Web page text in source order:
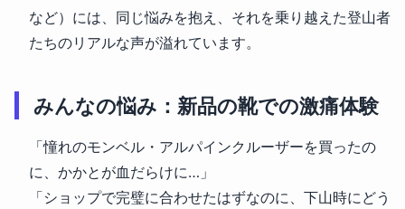
など）には、同じ悩みを抱え、それを乗り越えた登山者
たちのリアルな声が溢れています。
みんなの悩み：新品の靴での激痛体験
「憧れのモンベル・アルパインクルーザーを買ったの
に、かかとが血だらけに…」
「ショップで完璧に合わせたはずなのに、下山時にどう